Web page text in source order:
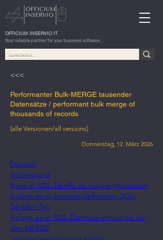
OFFICIUM INSERVIO IT
Your reliable partner for your business software...
<<<
Performanter Bulk-MERGE tausender
Datensätze / performant bulk merge of
thousands of records
(alle Versionen/all versions)
Donnerstag, 12. März 2026
Deutsch
Hintergrund
Beispiel SQL-Tabelle als Ausgangssituation
Anlage eines benutzerdefinierten SQL-
Tabellen-Typ
Anlage einer SQL-Datenbankprozedur für
den MERGE